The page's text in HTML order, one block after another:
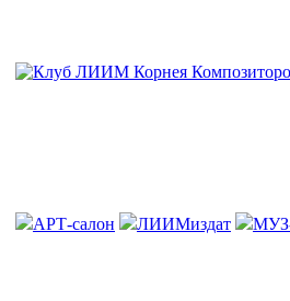
АРТ-салон ЛИИМиздат